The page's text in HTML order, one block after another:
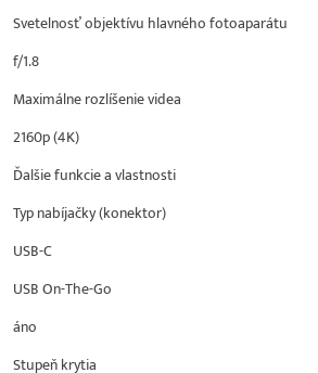
Svetelnosť objektívu hlavného fotoaparátu
f/1.8
Maximálne rozlíšenie videa
2160p (4K)
Ďalšie funkcie a vlastnosti
Typ nabíjačky (konektor)
USB-C
USB On-The-Go
áno
Stupeň krytia